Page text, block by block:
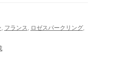
, フランス, ロゼスパークリング,